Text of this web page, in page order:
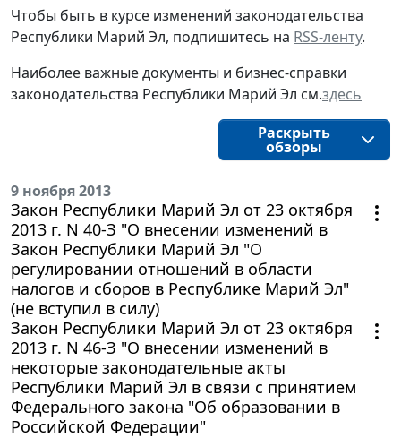
Чтобы быть в курсе изменений законодательства
Республики Марий Эл, подпишитесь на RSS-ленту.
Наиболее важные документы и бизнес-справки
законодательства Республики Марий Эл см.здесь
Раскрыть
обзоры
9 ноября 2013
Закон Республики Марий Эл от 23 октября
2013 г. N 40-З "О внесении изменений в
Закон Республики Марий Эл "О
регулировании отношений в области
налогов и сборов в Республике Марий Эл"
(не вступил в силу)
Закон Республики Марий Эл от 23 октября
2013 г. N 46-З "О внесении изменений в
некоторые законодательные акты
Республики Марий Эл в связи с принятием
Федерального закона "Об образовании в
Российской Федерации"